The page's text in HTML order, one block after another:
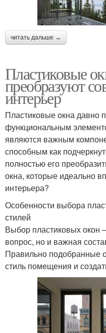
читать дальше →
Пластиковые
преобразуют
интерьер
Пластиковые окна давно
функциональным
являются важным
способным как
полностью его
окна, которые идеально
интерьера?
Особенности выбора
стилей
Выбор пластиковых окон
вопрос, но и важная
Правильно подобранные
стиль помещения и